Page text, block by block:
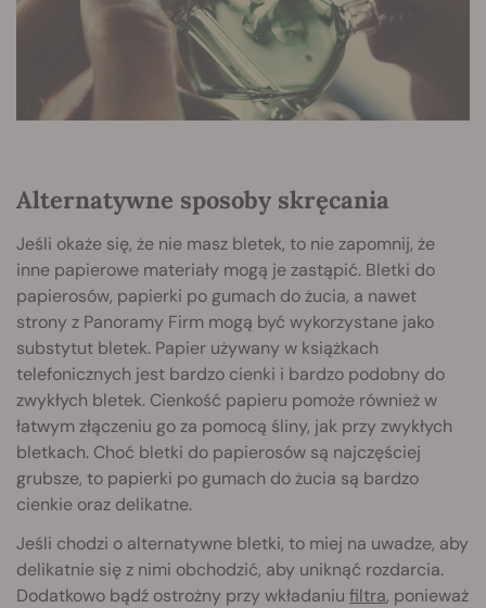
Alternatywne sposoby skręcania
Jeśli okaże się, że nie masz bletek, to nie zapomnij, że
inne papierowe materiały mogą je zastąpić. Bletki do
papierosów, papierki po gumach do żucia, a nawet
strony z Panoramy Firm mogą być wykorzystane jako
substytut bletek. Papier używany w książkach
telefonicznych jest bardzo cienki i bardzo podobny do
zwykłych bletek. Cienkość papieru pomoże również w
łatwym złączeniu go za pomocą śliny, jak przy zwykłych
bletkach. Choć bletki do papierosów są najczęściej
grubsze, to papierki po gumach do żucia są bardzo
cienkie oraz delikatne.
Jeśli chodzi o alternatywne bletki, to miej na uwadze, aby
delikatnie się z nimi obchodzić, aby uniknąć rozdarcia.
Dodatkowo bądź ostrożny przy wkładaniu filtra, ponieważ